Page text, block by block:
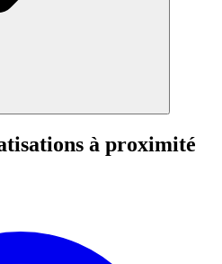
à proximité